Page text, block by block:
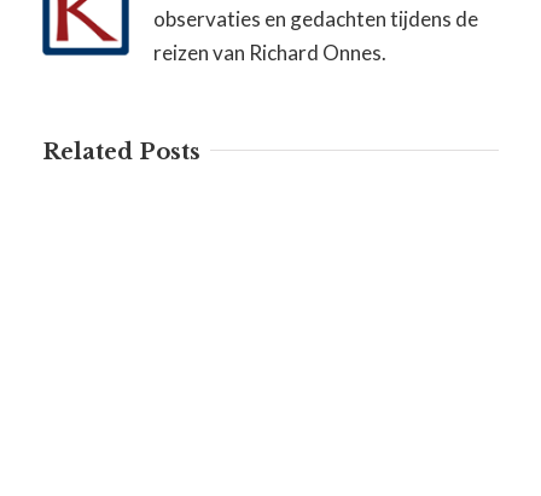
observaties en gedachten tijdens de
reizen van Richard Onnes.
Related Posts